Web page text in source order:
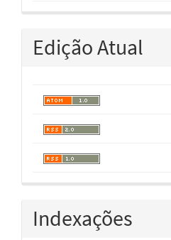
Edição Atual
Indexações